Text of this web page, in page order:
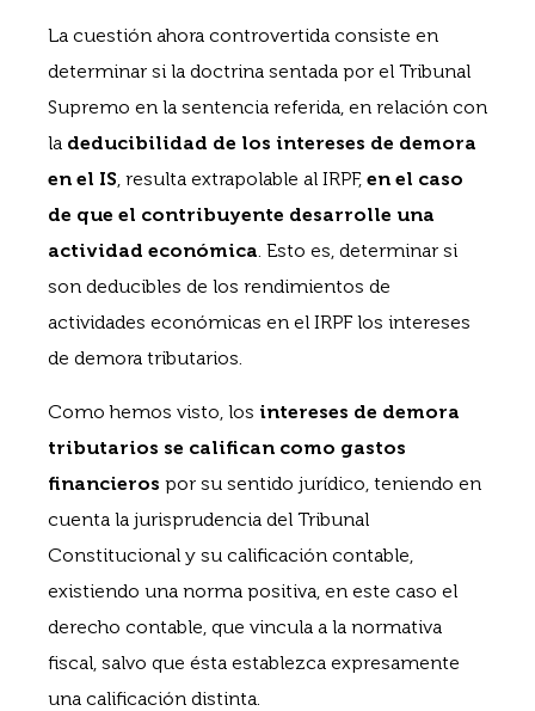
La cuestión ahora controvertida consiste en
determinar si la doctrina sentada por el Tribunal
Supremo en la sentencia referida, en relación con
la deducibilidad de los intereses de demora
en el IS, resulta extrapolable al IRPF, en el caso
de que el contribuyente desarrolle una
actividad económica. Esto es, determinar si
son deducibles de los rendimientos de
actividades económicas en el IRPF los intereses
de demora tributarios.
Como hemos visto, los intereses de demora
tributarios se califican como gastos
financieros por su sentido jurídico, teniendo en
cuenta la jurisprudencia del Tribunal
Constitucional y su calificación contable,
existiendo una norma positiva, en este caso el
derecho contable, que vincula a la normativa
fiscal, salvo que ésta establezca expresamente
una calificación distinta.